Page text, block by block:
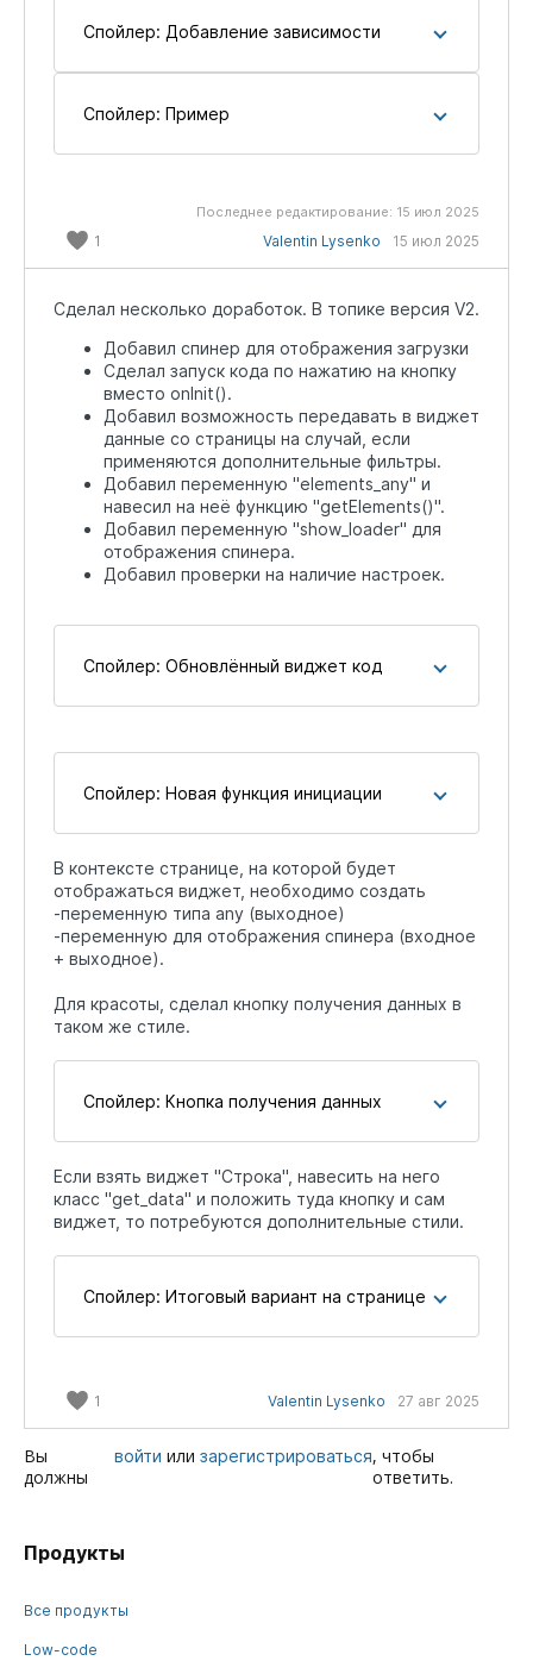
Спойлер: Добавление зависимости
Спойлер: Пример
Последнее редактирование: 15 июл 2025
1 Valentin Lysenko 15 июл 2025
Сделал несколько доработок. В топике версия V2.
Добавил спинер для отображения загрузки
Сделал запуск кода по нажатию на кнопку
вместо onInit().
Добавил возможность передавать в виджет
данные со страницы на случай, если
применяются дополнительные фильтры.
Добавил переменную "elements_any" и
навесил на неё функцию "getElements()".
Добавил переменную "show_loader" для
отображения спинера.
Добавил проверки на наличие настроек.
Спойлер: Обновлённый виджет код
Спойлер: Новая функция инициации
В контексте странице, на которой будет
отображаться виджет, необходимо создать
-переменную типа any (выходное)
-переменную для отображения спинера (входное
+ выходное).
Для красоты, сделал кнопку получения данных в
таком же стиле.
Спойлер: Кнопка получения данных
Если взять виджет "Строка", навесить на него
класс "get_data" и положить туда кнопку и сам
виджет, то потребуются дополнительные стили.
Спойлер: Итоговый вариант на странице
1 Valentin Lysenko 27 авг 2025
Вы
должны
войти илизарегистрироваться, чтобы
ответить.
Продукты
Все продукты
Low-code